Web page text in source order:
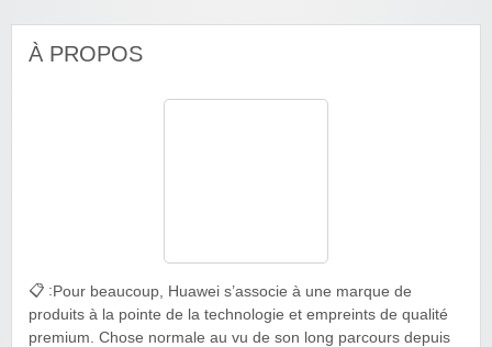
À PROPOS
📋 :Pour beaucoup, Huawei s’associe à une marque de
produits à la pointe de la technologie et empreints de qualité
premium. Chose normale au vu de son long parcours depuis